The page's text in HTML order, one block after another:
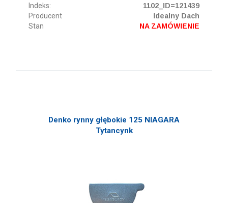
Indeks:
1102_ID=121439
Producent
Idealny Dach
Stan
NA ZAMÓWIENIE
Denko rynny głębokie 125 NIAGARA
Tytancynk